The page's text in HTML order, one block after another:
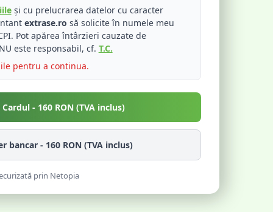
și cu prelucrarea datelor cu caracter
extrase.ro să solicite în numele meu
Pot apărea întârzieri cauzate de
este responsabil, cf. T.C.
pentru a continua.
- 160 RON (TVA inclus)
bancar - 160 RON (TVA inclus)
prin Netopia